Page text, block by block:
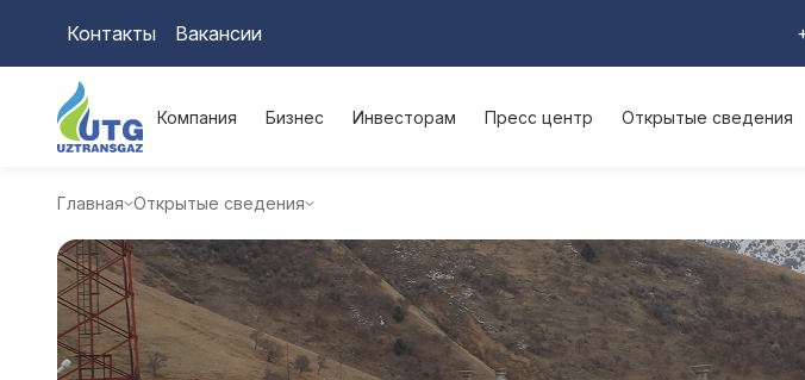
Контакты Вакансии
Компания Бизнес Инвесторам Пресс центр Открытые сведения
Главная Открытые сведения